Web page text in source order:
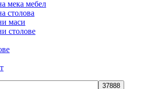
мека мебел
столова
маси
столове